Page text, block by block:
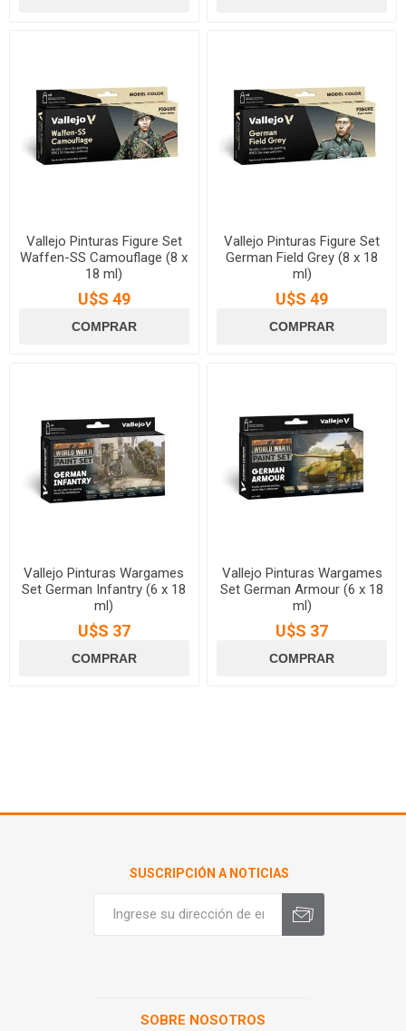
Vallejo Pinturas Figure Set
Waffen-SS Camouflage (8 x
18 ml)
U$S 49
Vallejo Pinturas Figure Set
German Field Grey (8 x 18
ml)
U$S 49
Vallejo Pinturas Wargames
Set German Infantry (6 x 18
ml)
U$S 37
Vallejo Pinturas Wargames
Set German Armour (6 x 18
ml)
U$S 37
SUSCRIPCIÓN A NOTICIAS
SOBRE NOSOTROS